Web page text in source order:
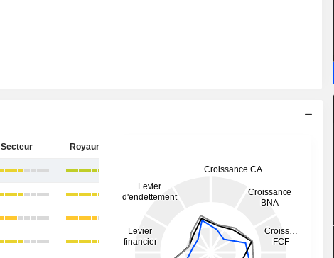
Secteur Royaume-Uni